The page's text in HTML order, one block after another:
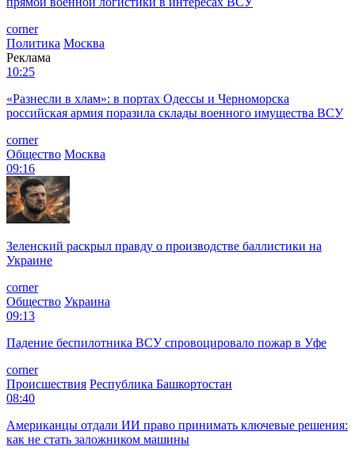
corner
Политика Москва
Реклама
10:25
«Разнесли в хлам»: в портах Одессы и Черноморска
российская армия поразила склады военного имущества ВСУ
corner
Общество Москва
09:16
Зеленский раскрыл правду о производстве баллистики на
Украине
corner
Общество Украина
09:13
Падение беспилотника ВСУ спровоцировало пожар в Уфе
corner
Происшествия Республика Башкортостан
08:40
Американцы отдали ИИ право принимать ключевые решения:
как не стать заложником машины